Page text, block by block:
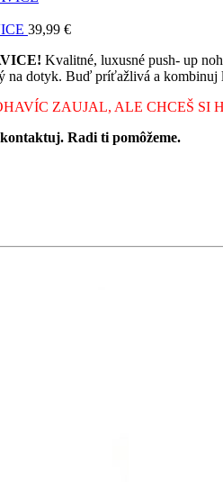
39,99 €
Kvalitné, luxusné push- up
na dotyk. Buď príťažlivá a
ZAUJAL, ALE CHCEŠ
Radi ti pomôžeme.